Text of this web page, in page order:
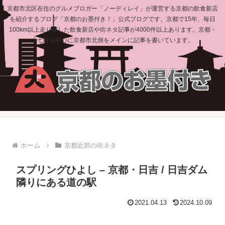
京都市北区在住のグルメブロガー「ノーディレイ」が運営する京都の飲食新店
を紹介するブログ「京都のお墨付き！」公式ブログです。京都で15年、毎日
100km以上走り探した飲食新店や街ネタ記事が4000件以上あります。京都・
上七軒を中心に京都市北側をメインに記事を書いています。
ホーム 京都近郊の街ネタ
スプリングひよし – 京都・日吉 / 日吉ダム
隣りにある道の駅
2021.04.13 2024.10.09